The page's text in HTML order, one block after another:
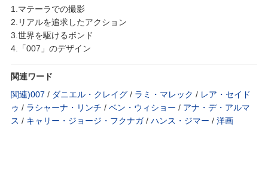
1.マテーラでの撮影
2.リアルを追求したアクション
3.世界を駆けるボンド
4.「007」のデザイン
関連ワード
関連)007 / ダニエル・クレイグ / ラミ・マレック / レア・セイド
ゥ / ラシャーナ・リンチ / ベン・ウィショー / アナ・デ・アルマ
ス / キャリー・ジョージ・フクナガ/ ハンス・ジマー / 洋画